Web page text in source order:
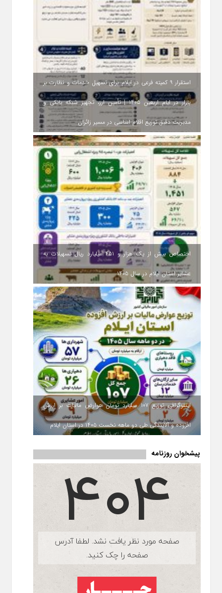
استقرار ۹ کمیته فرعی در ایلام برای تسهیل خدمات و نظارت بر
بازار در ایام اربعین ۱۴۰۵ | تأمین ارز، تجهیز شبکه بانکی و
مدیریت دقیق توزیع اقلام اساسی در مسیر زائران
اختصاص بیش از یک هزار و ۴۵۱ میلیارد ریال تسهیلات به
عشایر استان ایلام در سال ۱۴۰۵
اینفوگرافی توزیع ۱۰۷ میلیارد تومان عوارض مالیات بر ارزش
افزوده و آلایندگی طی دو ماهه نخست ۱۴۰۵ در استان ایلام
پیشخوان روزنامه